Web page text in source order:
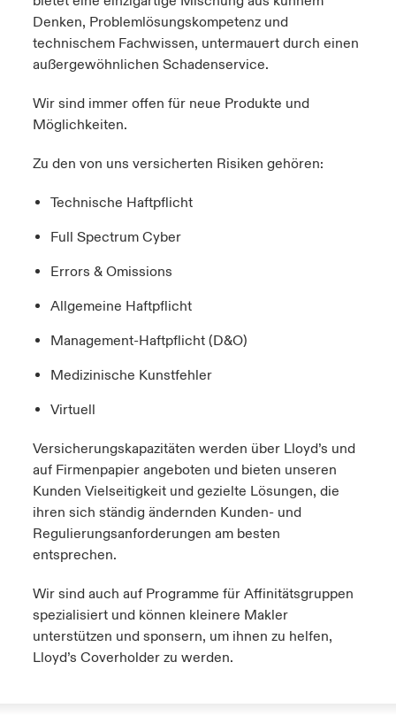
Denken, Problemlösungskompetenz und
technischem Fachwissen, untermauert durch einen
außergewöhnlichen Schadenservice.
Wir sind immer offen für neue Produkte und
Möglichkeiten.
Zu den von uns versicherten Risiken gehören:
Technische Haftpflicht
Full Spectrum Cyber
Errors & Omissions
Allgemeine Haftpflicht
Management-Haftpflicht (D&O)
Medizinische Kunstfehler
Virtuell
Versicherungskapazitäten werden über Lloyd’s und
auf Firmenpapier angeboten und bieten unseren
Kunden Vielseitigkeit und gezielte Lösungen, die
ihren sich ständig ändernden Kunden- und
Regulierungsanforderungen am besten
entsprechen.
Wir sind auch auf Programme für Affinitätsgruppen
spezialisiert und können kleinere Makler
unterstützen und sponsern, um ihnen zu helfen,
Lloyd’s Coverholder zu werden.